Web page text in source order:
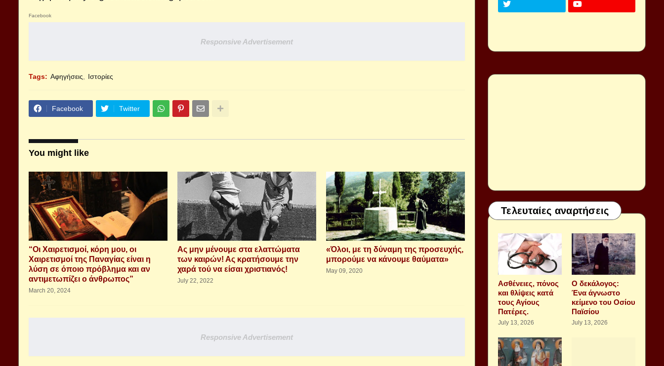
Facebook
Responsive Advertisement
Tags: Αφηγήσεις Ιστορίες
Facebook Twitter
You might like
“Οι Χαιρετισμοί, κόρη μου, οι
Χαιρετισμοί της Παναγίας είναι η
λύση σε όποιο πρόβλημα και αν
αντιμετωπίζει ο άνθρωπος”
March 20, 2024
Ας μην μένουμε στα ελαττώματα
των καιρών! Ας κρατήσουμε την
χαρά τού να είσαι χριστιανός!
July 22, 2022
«Όλοι, με τη δύναμη της προσευχής,
μπορούμε να κάνουμε θαύματα»
May 09, 2020
Responsive Advertisement
Τελευταίες αναρτήσεις
Aσθένειες, πόνος
και θλίψεις κατά
τους Αγίους
Πατέρες.
July 13, 2026
Ο δεκάλογος:
Ένα άγνωστο
κείμενο του Οσίου
Παϊσίου
July 13, 2026